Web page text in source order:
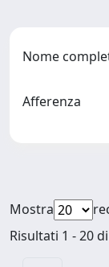
Nome
Afferenza
Mostra
Risultati 1 - 20